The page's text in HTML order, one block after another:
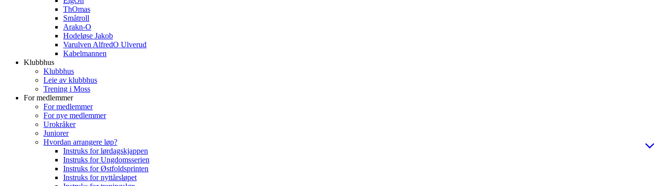
ThOmas
Småtroll
Arakn-O
Hodeløse Jakob
Varulven AlfredO Ulverud
Kabelmannen
Klubbhus
Klubbhus
Leie av klubbhus
Trening i Moss
For medlemmer
For medlemmer
For nye medlemmer
Urokråker
Juniorer
Hvordan arrangere løp?
Instruks for lørdagskjappen
Instruks for Ungdomsserien
Instruks for Østfoldsprinten
Instruks for nyttårsløpet